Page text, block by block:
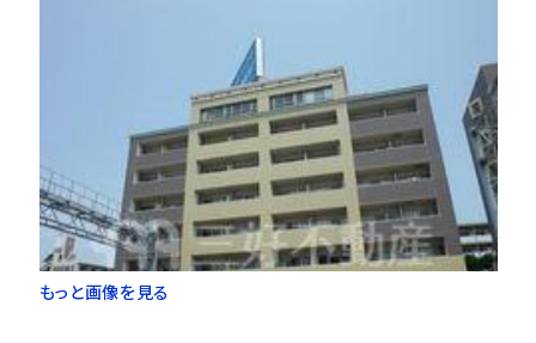
もっと画像を見る